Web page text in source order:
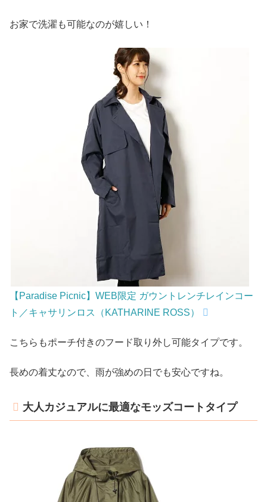
お家で洗濯も可能なのが嬉しい！
【Paradise Picnic】WEB限定 ガウントレンチレインコー
ト／キャサリンロス（KATHARINE ROSS）
こちらもポーチ付きのフード取り外し可能タイプです。
長めの着丈なので、雨が強めの日でも安心ですね。
大人カジュアルに最適なモッズコートタイプ